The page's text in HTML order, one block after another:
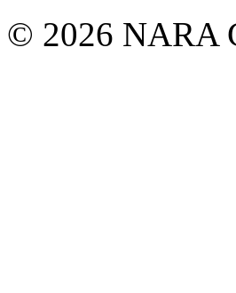
© 2026 NARA